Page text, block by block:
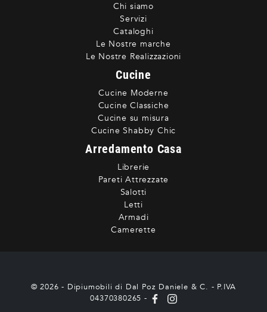
Chi siamo
Servizi
Cataloghi
Le Nostre marche
Le Nostre Realizzazioni
Cucine
Cucine Moderne
Cucine Classiche
Cucine su misura
Cucine Shabby Chic
Arredamento Casa
Librerie
Pareti Attrezzate
Salotti
Letti
Armadi
Camerette
© 2026 - Dipiumobili di Dal Poz Daniele & C. - P.IVA
04370380265 -